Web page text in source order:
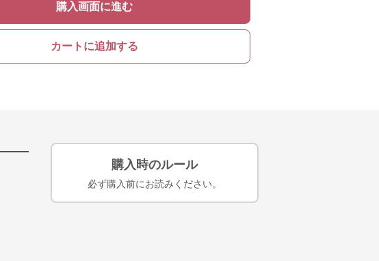
購入画面に進む
カートに追加する
購入時のルール
必ず購入前にお読みください。